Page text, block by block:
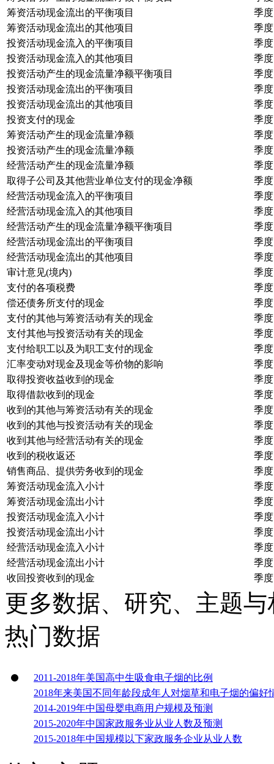
筹资活动现金流出的平衡项目
季度
筹资活动现金流出的其他项目
季度
投资活动现金流入的平衡项目
季度
投资活动现金流入的其他项目
季度
投资活动产生的现金流量净额平衡项目
季度
投资活动现金流出的平衡项目
季度
投资活动现金流出的其他项目
季度
投资支付的现金
季度
筹资活动产生的现金流量净额
季度
投资活动产生的现金流量净额
季度
经营活动产生的现金流量净额
季度
取得子公司及其他营业单位支付的现金净额
季度
经营活动现金流入的平衡项目
季度
经营活动现金流入的其他项目
季度
经营活动产生的现金流量净额平衡项目
季度
经营活动现金流出的平衡项目
季度
经营活动现金流出的其他项目
季度
审计意见(境内)
季度
支付的各项税费
季度
偿还债务所支付的现金
季度
支付的其他与筹资活动有关的现金
季度
支付其他与投资活动有关的现金
季度
支付给职工以及为职工支付的现金
季度
汇率变动对现金及现金等价物的影响
季度
取得投资收益收到的现金
季度
取得借款收到的现金
季度
收到的其他与筹资活动有关的现金
季度
收到的其他与投资活动有关的现金
季度
收到其他与经营活动有关的现金
季度
收到的税收返还
季度
销售商品、提供劳务收到的现金
季度
筹资活动现金流入小计
季度
筹资活动现金流出小计
季度
投资活动现金流入小计
季度
投资活动现金流出小计
季度
经营活动现金流入小计
季度
经营活动现金流出小计
季度
收回投资收到的现金
季度
更多数据、研究、主题
热门数据
2011-2018年美国高中生吸食电子烟的比例
2018年来美国不同年龄段成年人对烟草和电子烟的偏好
2014-2019年中国母婴电商用户规模及预测
2015-2020年中国家政服务业从业人数及预测
2015-2018年中国规模以下家政服务企业从业人数